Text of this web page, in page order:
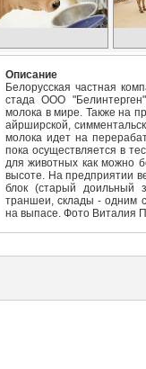
Описание
Белорусская частная
стада ООО
молока в мире. Также на
айрширской,
молока идет на
пока осуществляется в
для животных как можно
высоте. На предприятии
блок (старый доильный
траншеи, склады - одним
на выпасе. Фото Виталия